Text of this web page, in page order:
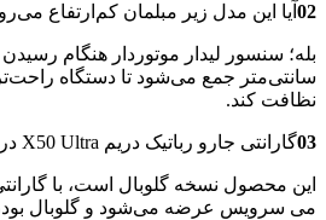
02 آیا این مدل زیر مبلمان کم‌ارتفاع
سانتی‌متر جمع می‌شود تا دستگاه
نظافت کند.
03گارانتی جارو رباتیک دریم X50 Ultra در تهران ربات چگونه است؟
می سرویس عرضه می‌شود و گلوبال